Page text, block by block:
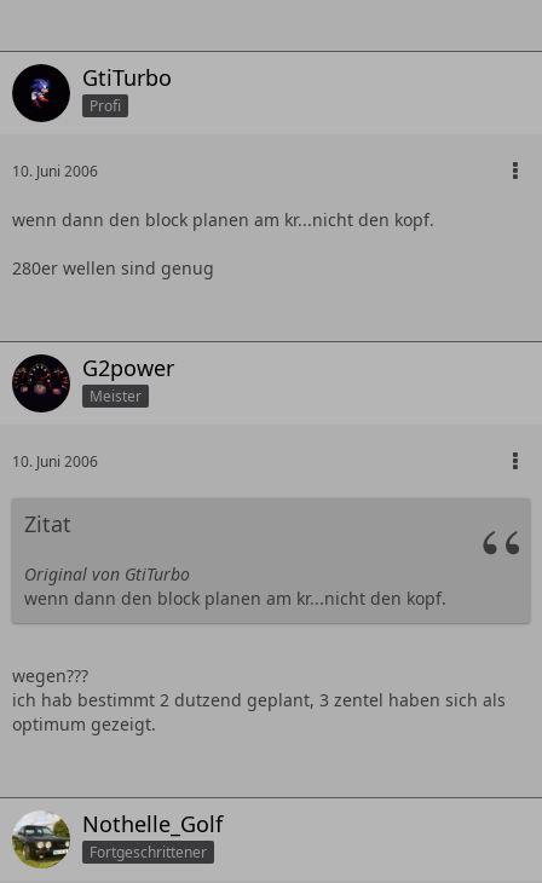
GtiTurbo
Profi
10. Juni 2006
wenn dann den block planen am kr...nicht den kopf.
280er wellen sind genug
G2power
Meister
10. Juni 2006
Zitat
Original von GtiTurbo
wenn dann den block planen am kr...nicht den kopf.
wegen???
ich hab bestimmt 2 dutzend geplant, 3 zentel haben sich als
optimum gezeigt.
Nothelle_Golf
Fortgeschrittener